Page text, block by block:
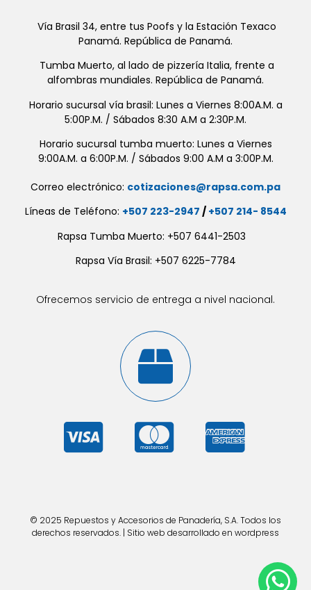
Vía Brasil 34, entre tus Poofs y la Estación Texaco
Panamá. República de Panamá.
Tumba Muerto, al lado de pizzería Italia, frente a
alfombras mundiales. República de Panamá.
Horario sucursal vía brasil: Lunes a Viernes 8:00A.M. a
5:00P.M. / Sábados 8:30 A.M a 2:30P.M.
Horario sucursal tumba muerto: Lunes a Viernes
9:00A.M. a 6:00P.M. / Sábados 9:00 A.M a 3:00P.M.
Correo electrónico: cotizaciones@rapsa.com.pa
Líneas de Teléfono: +507 223-2947 / +507 214- 8544
Rapsa Tumba Muerto: +507 6441-2503
Rapsa Vía Brasil: +507 6225-7784
Ofrecemos servicio de entrega a nivel nacional.
© 2025 Repuestos y Accesorios de Panadería, S.A. Todos los
derechos reservados. | Sitio web desarrollado en wordpress